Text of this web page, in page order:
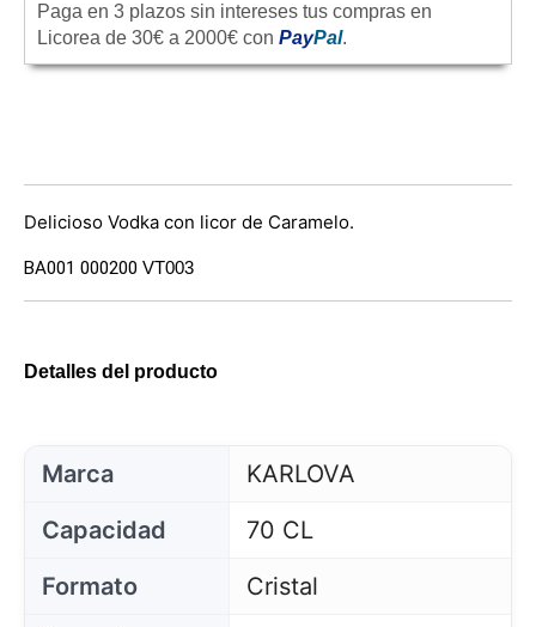
Paga en 3 plazos sin intereses tus compras en
Licorea de 30€ a 2000€ con PayPal.
Delicioso Vodka con licor de Caramelo.
BA001 000200 VT003
Detalles del producto
Marca
KARLOVA
Capacidad
70 CL
Formato
Cristal